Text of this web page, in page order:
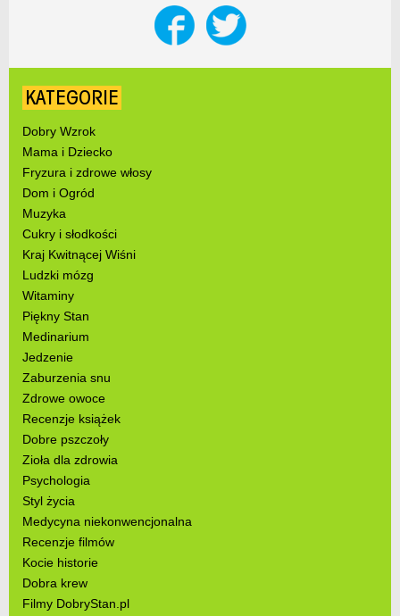
KATEGORIE
Dobry Wzrok
Mama i Dziecko
Fryzura i zdrowe włosy
Dom i Ogród
Muzyka
Cukry i słodkości
Kraj Kwitnącej Wiśni
Ludzki mózg
Witaminy
Piękny Stan
Medinarium
Jedzenie
Zaburzenia snu
Zdrowe owoce
Recenzje książek
Dobre pszczoły
Zioła dla zdrowia
Psychologia
Styl życia
Medycyna niekonwencjonalna
Recenzje filmów
Kocie historie
Dobra krew
Filmy DobryStan.pl